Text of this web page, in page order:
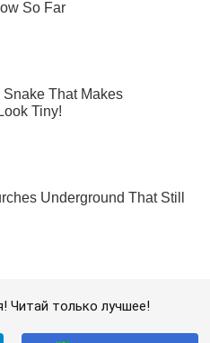
Читай только лучшее!